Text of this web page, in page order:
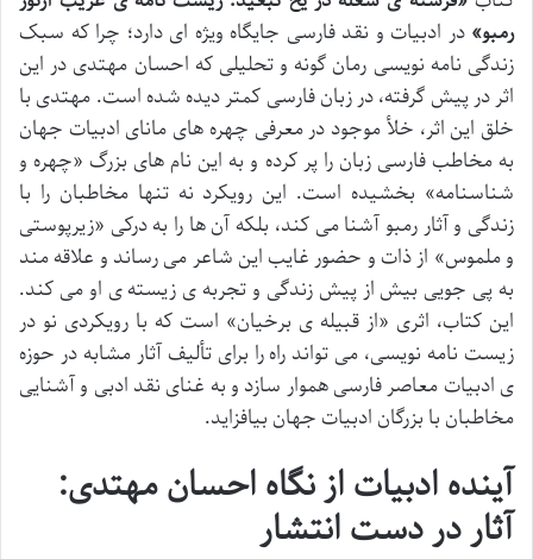
رمبو» در ادبیات و نقد فارسی جایگاه ویژه ای دارد؛ چرا که سبک
زندگی نامه نویسی رمان گونه و تحلیلی که احسان مهتدی در این
اثر در پیش گرفته، در زبان فارسی کمتر دیده شده است. مهتدی با
خلق این اثر، خلأ موجود در معرفی چهره های مانای ادبیات جهان
به مخاطب فارسی زبان را پر کرده و به این نام های بزرگ «چهره و
شناسنامه» بخشیده است. این رویکرد نه تنها مخاطبان را با
زندگی و آثار رمبو آشنا می کند، بلکه آن ها را به درکی «زیرپوستی
و ملموس» از ذات و حضور غایب این شاعر می رساند و علاقه مند
به پی جویی بیش از پیش زندگی و تجربه ی زیسته ی او می کند.
این کتاب، اثری «از قبیله ی برخیان» است که با رویکردی نو در
زیست نامه نویسی، می تواند راه را برای تألیف آثار مشابه در حوزه
ی ادبیات معاصر فارسی هموار سازد و به غنای نقد ادبی و آشنایی
مخاطبان با بزرگان ادبیات جهان بیافزاید.
آینده ادبیات از نگاه احسان مهتدی:
آثار در دست انتشار